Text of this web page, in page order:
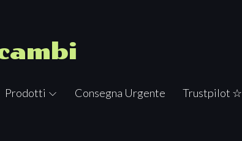
Prodotti Consegna Urgente Trustpilot ☆